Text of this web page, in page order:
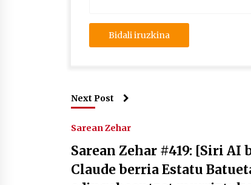
Next Post
Sarean Zehar
Sarean Zehar #419: [Siri
Claude berria Estatu